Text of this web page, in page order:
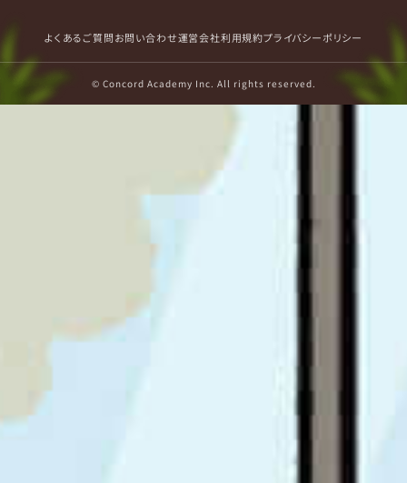
よくあるご質問お問い合わせ運営会社利用規約プライバシーポリシー
© Concord Academy Inc. All rights reserved.